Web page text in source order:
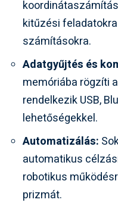
kitűzési
számításokra.
Adatgyűjtés és
memóriába rögzíti
rendelkezik USB,
lehetőségekkel.
Automatizálás:
automatikus
robotikus
prizmát.